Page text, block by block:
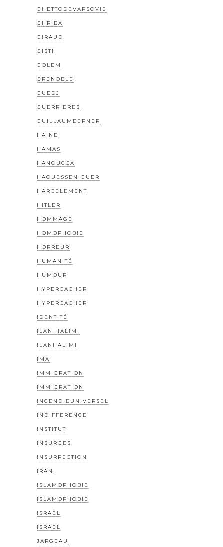
GHETTODEVARSOVIE
GHRIBA
GIRAUD
GISTI
GOLEM
GRENOBLE
GUEDJ
GUERRIERES
GUILLAUMEERNER
HAINE
HAMAS
HANOUCCA
HAOUESSENIGUER
HARCELEMENT
HITLER
HOMMAGE
HOMOPHOBIE
HORREUR
HUMANITÉ
HUMOUR
HYPERCACHER
HYPERCACHER
IDENTITÉ
ILAN HALIMI
ILANHALIMI
IMA
IMMIGRATION
IMMIGRATION
INCENDIEUNIVERSEL
INDIFFÉRENCE
INSTITUT
INSURGÉS
INSURRECTION
IRAN
ISLAMOPHOBIE
ISLAMOPHOBIE
ISRAËL
ISRAEL
JARGEAU